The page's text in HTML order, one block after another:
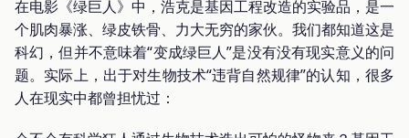
在电影《绿巨人》中，浩克是基因工程改造的实验品，是一
个肌肉暴涨、绿皮铁骨、力大无穷的家伙。我们都知道这是
科幻，但并不意味着“变成绿巨人”是没有没有现实意义的问
题。实际上，出于对生物技术“违背自然规律”的认知，很多
人在现实中都曾担忧过：